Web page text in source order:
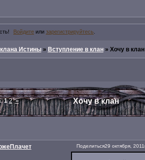
Войдите или зарегистрируйтесь
Истины » Вступление в клан » Хочу в клан
Хочу в клан
1 2 »
Поделиться29 октября,